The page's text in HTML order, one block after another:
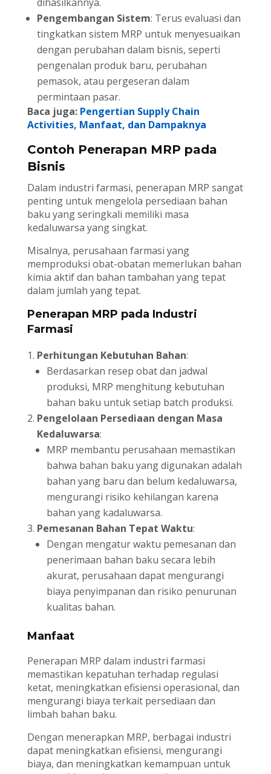
Pengembangan Sistem: Terus evaluasi dan
tingkatkan sistem MRP untuk menyesuaikan
dengan perubahan dalam bisnis, seperti
pengenalan produk baru, perubahan
pemasok, atau pergeseran dalam
permintaan pasar.
Baca juga: Pengertian Supply Chain
Activities, Manfaat, dan Dampaknya
Contoh Penerapan MRP pada
Bisnis
Dalam industri farmasi, penerapan MRP sangat
penting untuk mengelola persediaan bahan
baku yang seringkali memiliki masa
kedaluwarsa yang singkat.
Misalnya, perusahaan farmasi yang
memproduksi obat-obatan memerlukan bahan
kimia aktif dan bahan tambahan yang tepat
dalam jumlah yang tepat.
Penerapan MRP pada Industri
Farmasi
Perhitungan Kebutuhan Bahan:
Berdasarkan resep obat dan jadwal
produksi, MRP menghitung kebutuhan
bahan baku untuk setiap batch produksi.
Pengelolaan Persediaan dengan Masa
Kedaluwarsa:
MRP membantu perusahaan memastikan
bahwa bahan baku yang digunakan adalah
bahan yang baru dan belum kedaluwarsa,
mengurangi risiko kehilangan karena
bahan yang kadaluwarsa.
Pemesanan Bahan Tepat Waktu:
Dengan mengatur waktu pemesanan dan
penerimaan bahan baku secara lebih
akurat, perusahaan dapat mengurangi
biaya penyimpanan dan risiko penurunan
kualitas bahan.
Manfaat
Penerapan MRP dalam industri farmasi
memastikan kepatuhan terhadap regulasi
ketat, meningkatkan efisiensi operasional, dan
mengurangi biaya terkait persediaan dan
limbah bahan baku.
Dengan menerapkan MRP, berbagai industri
dapat meningkatkan efisiensi, mengurangi
biaya, dan meningkatkan kemampuan untuk